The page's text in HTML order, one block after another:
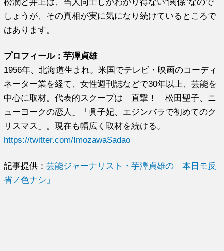
しょうが、その真相が実に気になり続けているところで
はあります。
プロフィール：芋澤貞雄
1956年、北海道生まれ。米国でテレビ・映画のコーディ
ネーター業を経て、女性週刊誌などで30年以上、芸能を
中心に取材。代表的スクープは「直撃！ 松田聖子、ニ
ューヨークの恋人」「眞子妃、エジンバラで初めてのク
リスマス」。現在も幅広く取材を続ける。
https://twitter.com/ImozawaSadao
記事提供：芸能ジャーナリスト・芋澤貞雄の「本日モ反
省ノ色ナシ」